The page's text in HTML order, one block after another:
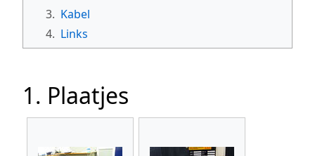
3. Kabel
4. Links
1. Plaatjes